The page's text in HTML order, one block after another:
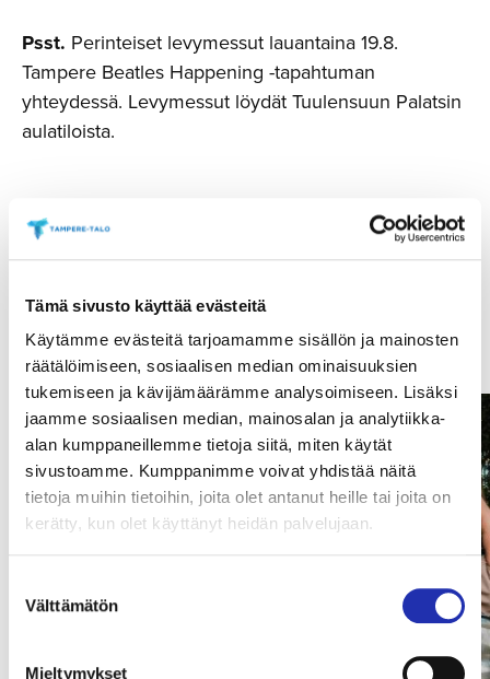
Tämä sivusto käyttää evästeitä
Käytämme evästeitä tarjoamamme sisällön ja mainosten
räätälöimiseen, sosiaalisen median ominaisuuksien
tukemiseen ja kävijämäärämme analysoimiseen. Lisäksi
jaamme sosiaalisen median, mainosalan ja analytiikka-
alan kumppaneillemme tietoja siitä, miten käytät
sivustoamme. Kumppanimme voivat yhdistää näitä
tietoja muihin tietoihin, joita olet antanut heille tai joita on
kerätty, kun olet käyttänyt heidän palvelujaan.
valinta
Välttämätön
Mieltymykset
Psst. Perinteiset levymessut lauantaina 19.8.
Tampere Beatles Happening -tapahtuman
yhteydessä. Levymessut löydät Tuulensuun Palatsin
aulatiloista.
BEATLES-TIE­TOVISA
JA SUNNUNTAIB­RUNSSI